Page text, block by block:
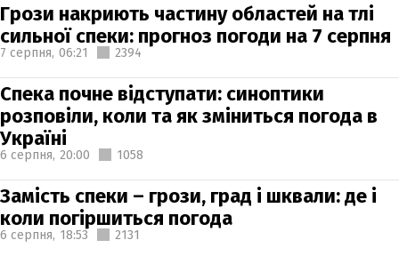
Грози накриють частину областей на тлі
сильної спеки: прогноз погоди на 7 серпня
7 серпня, 06:21 2394
Спека почне відступати: синоптики
розповіли, коли та як зміниться погода в
Україні
6 серпня, 20:00 1058
Замість спеки – грози, град і шквали: де і
коли погіршиться погода
6 серпня, 18:53 2131